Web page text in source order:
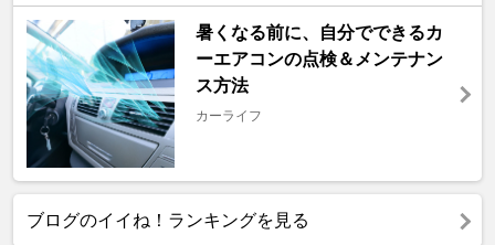
暑くなる前に、自分でできるカ
ーエアコンの点検＆メンテナン
ス方法
カーライフ
ブログのイイね！ランキングを見る